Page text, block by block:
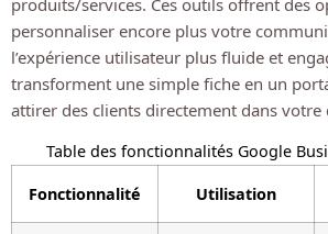
produits/services. Ces outils offrent des
personnaliser encore plus votre
l’expérience utilisateur plus fluide et
transforment une simple fiche en un
attirer des clients directement dans votre
Table des fonctionnalités Google
Fonctionnalité Utilisation